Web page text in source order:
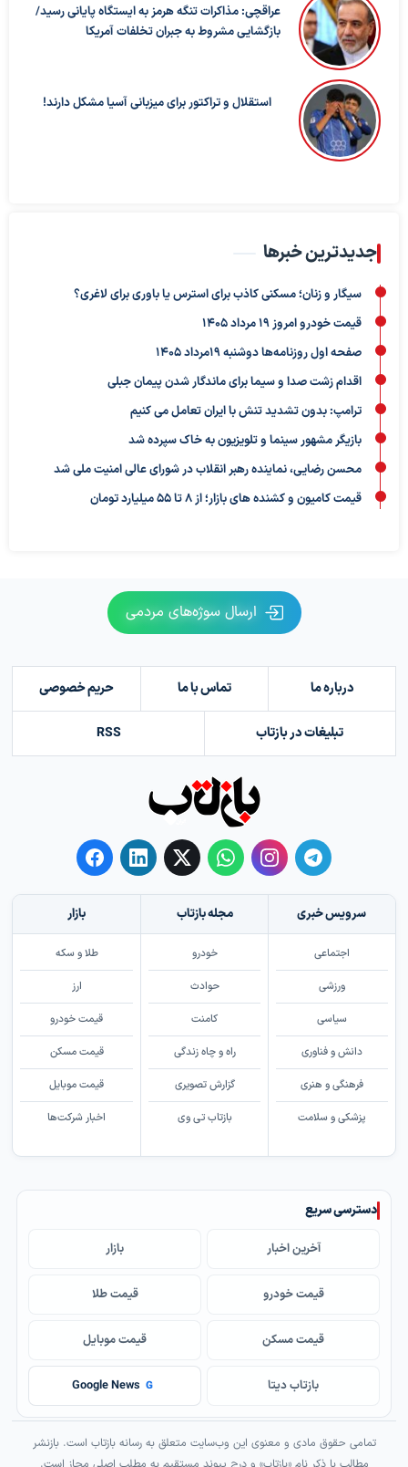
عراقچی: مذاکرات تنگه هرمز به ایستگاه پایانی رسید/
بازگشایی مشروط به جبران تخلفات آمریکا
استقلال و تراکتور برای میزبانی آسیا مشکل دارند!
جدیدترین خبرها
سیگار و زنان؛ مسکنی کاذب برای استرس یا باوری برای لاغری؟
قیمت خودرو امروز 19 مرداد 1405
صفحه اول روزنامه‌ها دوشنبه 19مرداد 1405
اقدام زشت صدا و سیما برای ماندگار شدن پیمان جبلی
ترامپ: بدون تشدید تنش با ایران تعامل می کنیم
بازیگر مشهور سینما و تلویزیون به خاک سپرده شد
محسن رضایی، نماینده رهبر انقلاب در شورای عالی امنیت ملی شد
قیمت کامیون و کشنده های بازار؛ از ۸ تا ۵۵ میلیارد تومان
ارسال سوژه‌های مردمی
درباره ما تماس با ما حریم خصوصی
تبلیغات در بازتاب RSS
سرویس خبری
اجتماعی
ورزشی
سیاسی
دانش و فناوری
فرهنگی و هنری
پزشکی و سلامت
مجله بازتاب
خودرو
حوادث
کامنت
راه و چاه زندگی
گزارش تصویری
بازتاب تی وی
بازار
طلا و سکه
ارز
قیمت خودرو
قیمت مسکن
قیمت موبایل
اخبار شرکت‌ها
دسترسی سریع
آخرین اخبار بازار
قیمت خودرو قیمت طلا
قیمت مسکن قیمت موبایل
بازتاب دیتا G
Google News
تمامی حقوق مادی و معنوی این وب‌سایت متعلق به رسانه بازتاب است. بازنشر